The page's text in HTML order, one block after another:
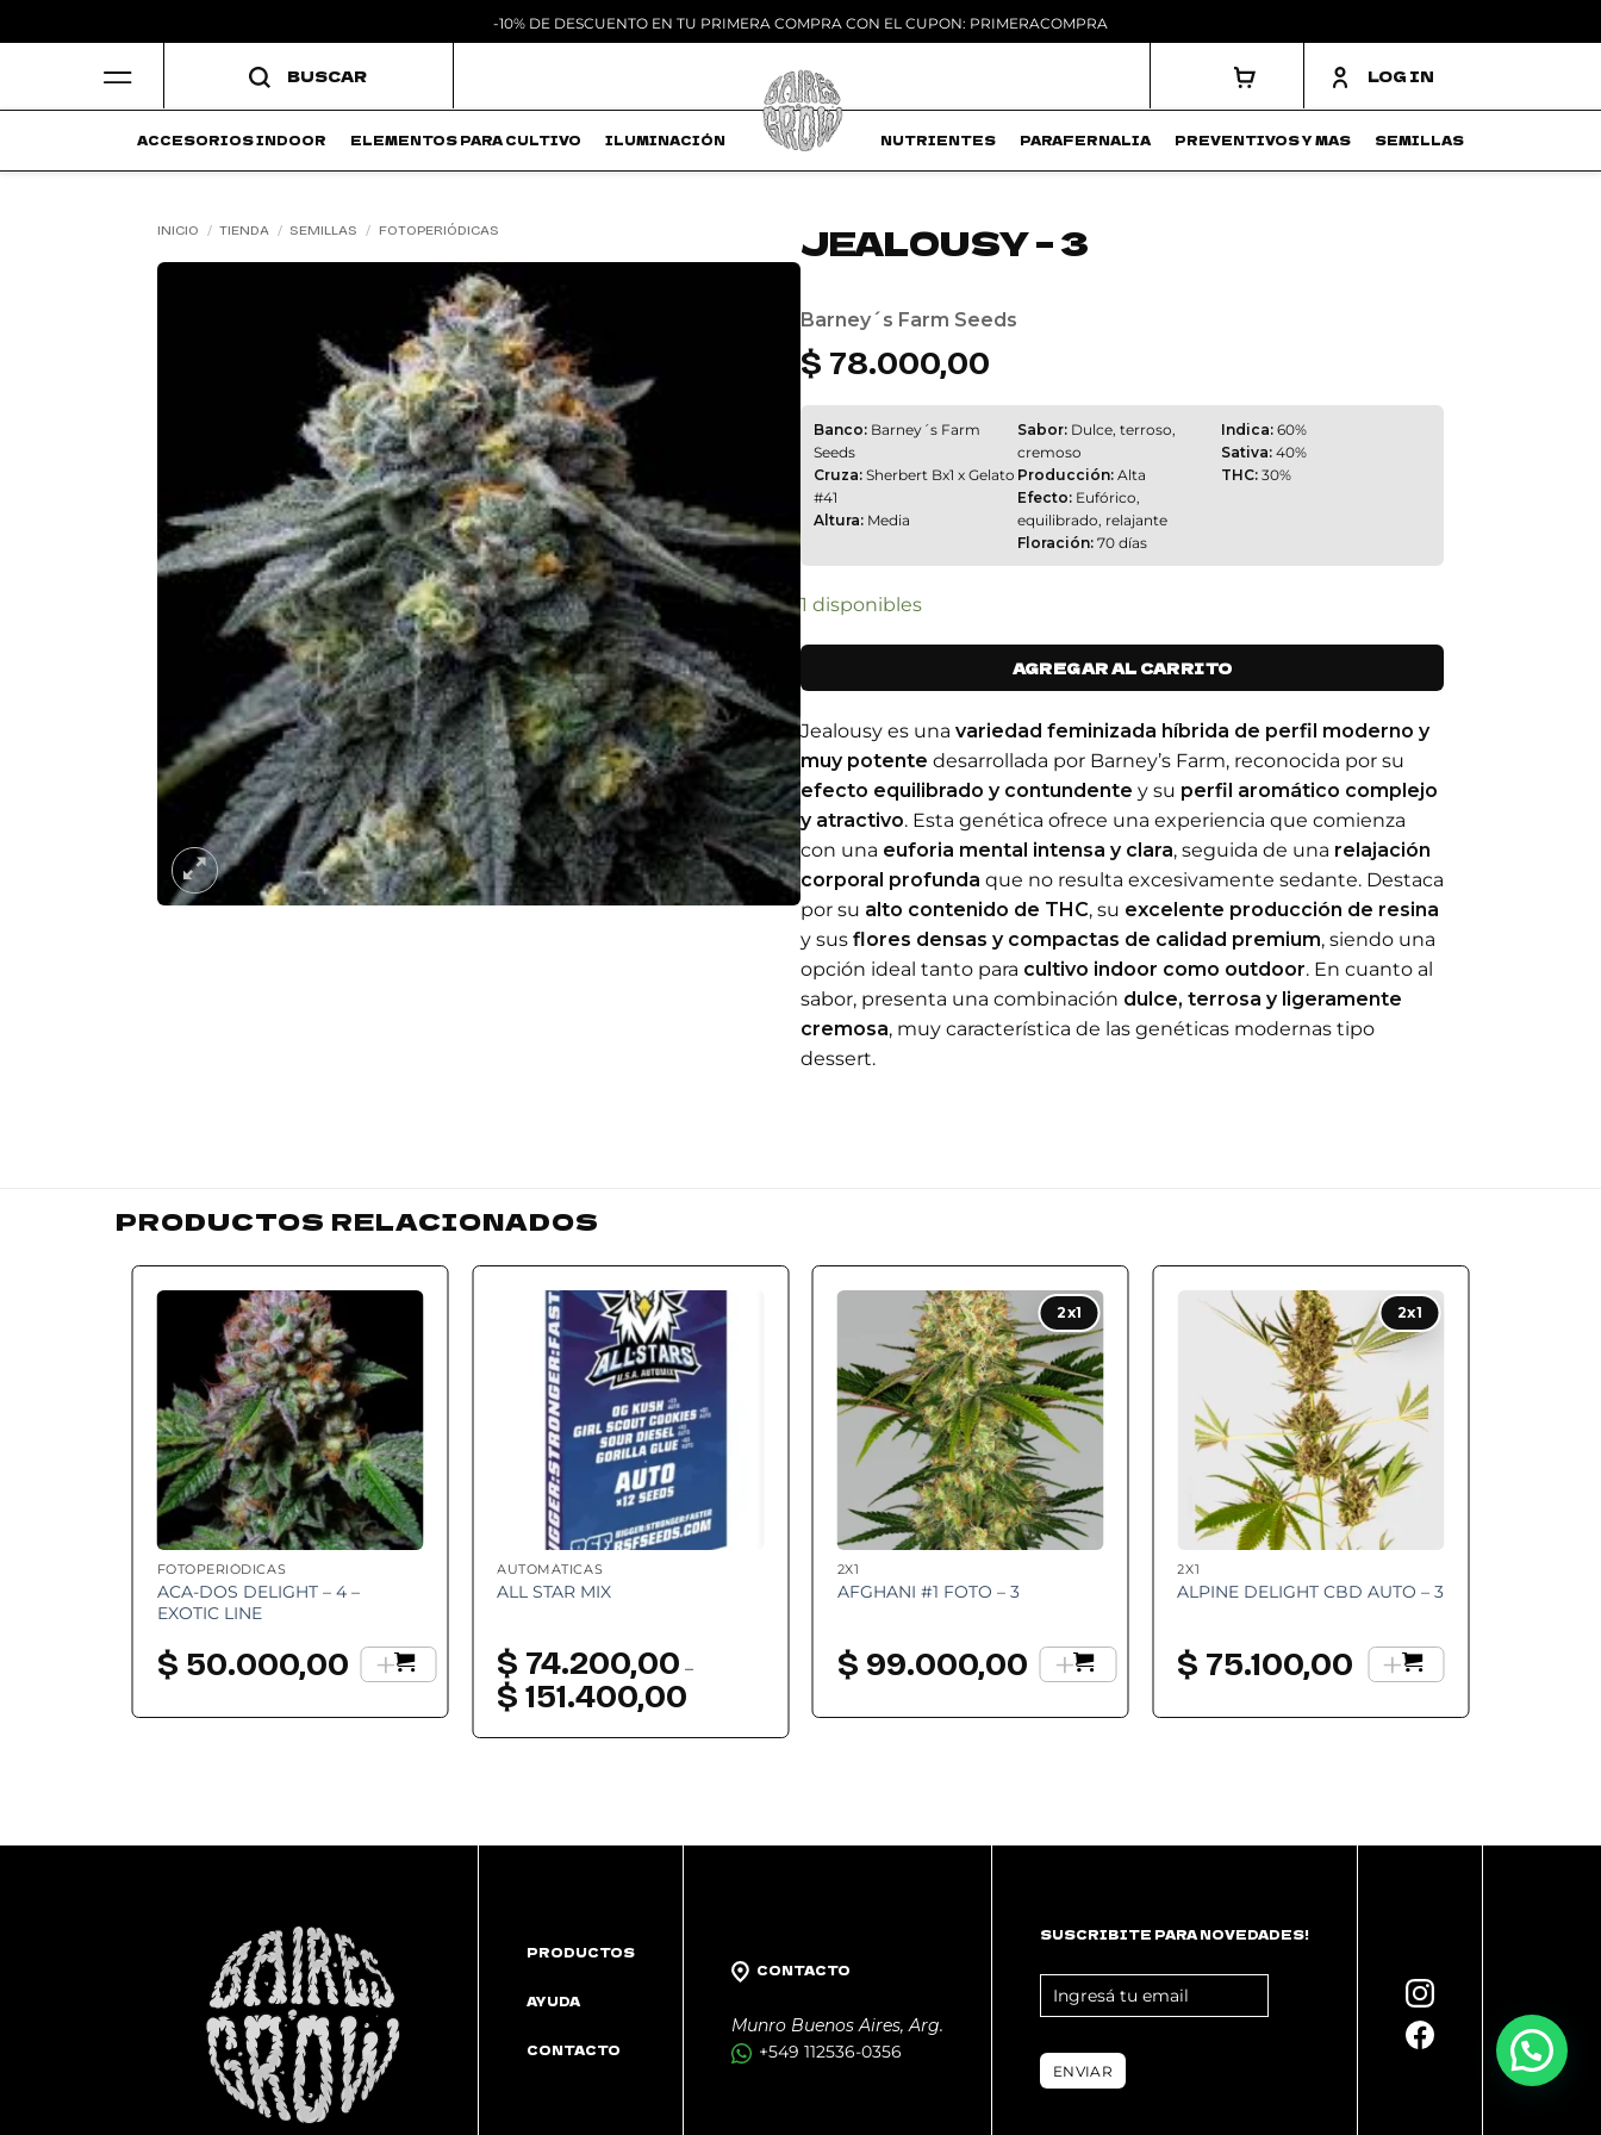
-10% DE DESCUENTO EN TU PRIMERA COMPRA CON EL CUPON: PRIMERACOMPRA
BUSCAR LOG IN
ACCESORIOS INDOOR ELEMENTOS PARA CULTIVO ILUMINACIÓN MACETAS NUTRIENTES PARAFERNALIA PREVENTIVOS Y MAS SEMILLAS
contenido
INICIO / TIENDA / SEMILLAS / FOTOPERIÓDICAS JEALOUSY – 3
Barney´s Farm Seeds
$ 78.000,00
Banco:Barney´s Farm
Seeds
Cruza:Sherbert Bx1 x Gelato
#41
Altura:Media
Sabor:Dulce, terroso,
cremoso
Producción:Alta
Efecto:Eufórico,
equilibrado, relajante
Floración:70 días
Indica:60%
Sativa:40%
THC:30%
1 disponibles
AGREGAR AL CARRITO
Jealousy es una variedad feminizada híbrida de perfil moderno y
muy potente desarrollada por Barney’s Farm, reconocida por su
efecto equilibrado y contundente y su perfil aromático complejo
y atractivo. Esta genética ofrece una experiencia que comienza
con una euforia mental intensa y clara, seguida de una relajación
corporal profunda que no resulta excesivamente sedante. Destaca
por su alto contenido de THC, su excelente producción de resina
y sus flores densas y compactas de calidad premium, siendo una
opción ideal tanto para cultivo indoor como outdoor. En cuanto al
sabor, presenta una combinación dulce, terrosa y ligeramente
cremosa, muy característica de las genéticas modernas tipo
dessert.
PRODUCTOS RELACIONADOS
FOTOPERIÓDICAS
ACA-DOS DELIGHT – 4 –
EXOTIC LINE
$ 50.000,00 +
wishlist
AUTOMÁTICAS
ALL STAR MIX
$ 74.200,00 –
$ 151.400,00
desde
2x1
Add to
wishlist
2X1
AFGHANI #1 FOTO – 3
$ 99.000,00 +
2x1
Add to
wishlist
2X1
ALPINE DELIGHT CBD AUTO – 3
$ 75.100,00 +
PRODUCTOS
AYUDA
CONTACTO
CONTACTO
Munro Buenos Aires, Arg.
+549 112536-0356
SUSCRIBITE PARA NOVEDADES!
FOOTER
NEWSLETTER
ENVIAR